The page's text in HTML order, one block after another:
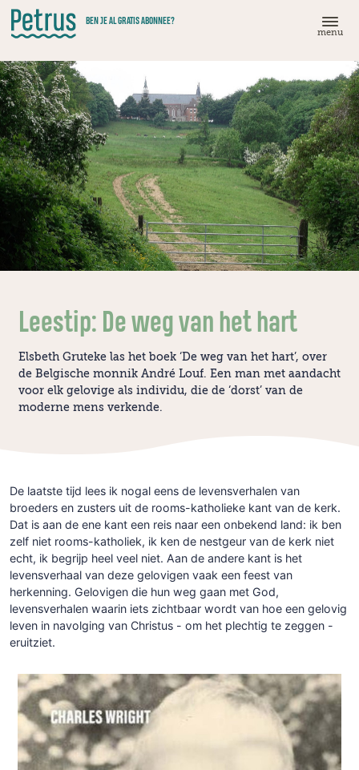
Doorgaan
naar
hoofdinhoud
BEN JE AL GRATIS ABONNEE?
menu
Leestip: De weg van het hart
Elsbeth Gruteke las het boek ‘De weg van het hart’, over
de Belgische monnik André Louf. Een man met aandacht
voor elk gelovige als individu, die de ‘dorst’ van de
moderne mens verkende.
De laatste tijd lees ik nogal eens de levensverhalen van
broeders en zusters uit de rooms-katholieke kant van de kerk.
Dat is aan de ene kant een reis naar een onbekend land: ik ben
zelf niet rooms-katholiek, ik ken de nestgeur van de kerk niet
echt, ik begrijp heel veel niet. Aan de andere kant is het
levensverhaal van deze gelovigen vaak een feest van
herkenning. Gelovigen die hun weg gaan met God,
levensverhalen waarin iets zichtbaar wordt van hoe een gelovig
leven in navolging van Christus - om het plechtig te zeggen -
eruitziet.